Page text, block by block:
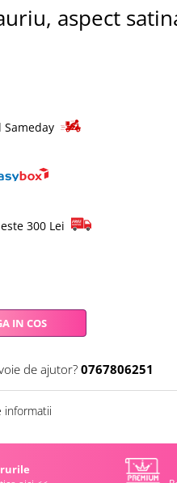
aspect
300 Lei
IN COS
de ajutor? 0767806251
informatii